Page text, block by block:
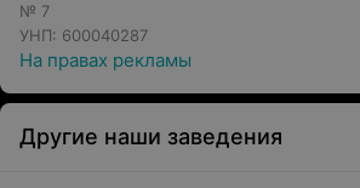
№ 7
УНП: 600040287
На правах рекламы
Другие наши заведения